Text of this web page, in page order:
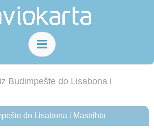
Budimpešte do Lisabona i
do Lisabona i Mastrihta